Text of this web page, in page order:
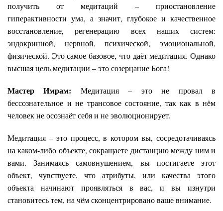
получить от медитаций – приостановление
гиперактивности ума, а значит, глубокое и качественное
восстановление, регенерацию всех наших систем:
эндокринной, нервной, психической, эмоциональной,
физической. Это самое базовое, что даёт медитация. Однако
высшая цель медитации – это созерцание Бога!
Мастер Имрам: Медитация – это не провал в
бессознательное и не трансовое состояние, так как в нём
человек не осознаёт себя и не эволюционирует.
Медитация – это процесс, в котором вы, сосредотачиваясь
на каком-либо объекте, сокращаете дистанцию между ним и
вами. Занимаясь самовнушением, вы постигаете этот
объект, чувствуете, что атрибуты, или качества этого
объекта начинают проявляться в вас, и вы изнутри
становитесь тем, на чём сконцентрировано ваше внимание.